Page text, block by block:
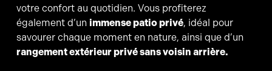
votre confort au quotidien. Vous profiterez
également d’un immense patio privé, idéal pour
savourer chaque moment en nature, ainsi que d’un
rangement extérieur privé sans voisin arrière.